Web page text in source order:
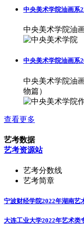
中央美术学院油画系
中央美术学院油
中央美术学院油画系
中央美术学院油
物篇）
查看更多
艺考数据
艺考资源站
艺考分数线
艺考简章
宁波财经学院2022年湖南艺
大连工业大学2022年艺术类